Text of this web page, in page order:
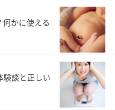
かに使える
験談と正しい